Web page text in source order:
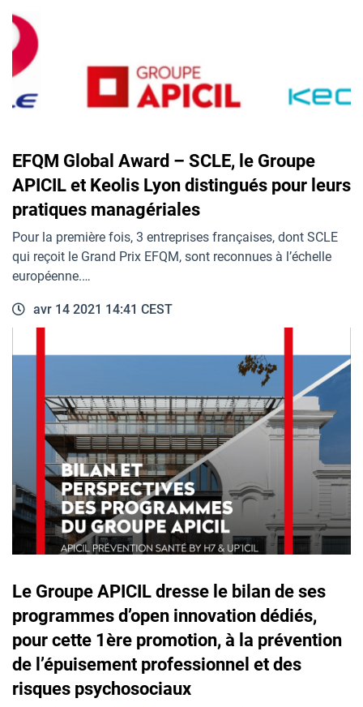
EFQM Global Award – SCLE, le Groupe
APICIL et Keolis Lyon distingués pour leurs
pratiques managériales
Pour la première fois, 3 entreprises françaises, dont SCLE
qui reçoit le Grand Prix EFQM, sont reconnues à l’échelle
européenne.…
avr 14 2021 14:41 CEST
Le Groupe APICIL dresse le bilan de ses
programmes d’open innovation dédiés,
pour cette 1ère promotion, à la prévention
de l’épuisement professionnel et des
risques psychosociaux